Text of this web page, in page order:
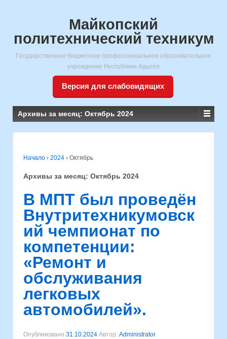
Майкопский
политехнический техникум
Государственное бюджетное профессиональное образовательное
учреждение Республики Адыгея
Версия для слабовидящих
Архивы за месяц: Октябрь 2024
Начало › 2024 › Октябрь
Архивы за месяц: Октябрь 2024
В МПТ был проведён
Внутритехникумовск
ий чемпионат по
компетенции:
«Ремонт и
обслуживания
легковых
автомобилей».
Опубликовано 31.10.2024 Автор: Administrator